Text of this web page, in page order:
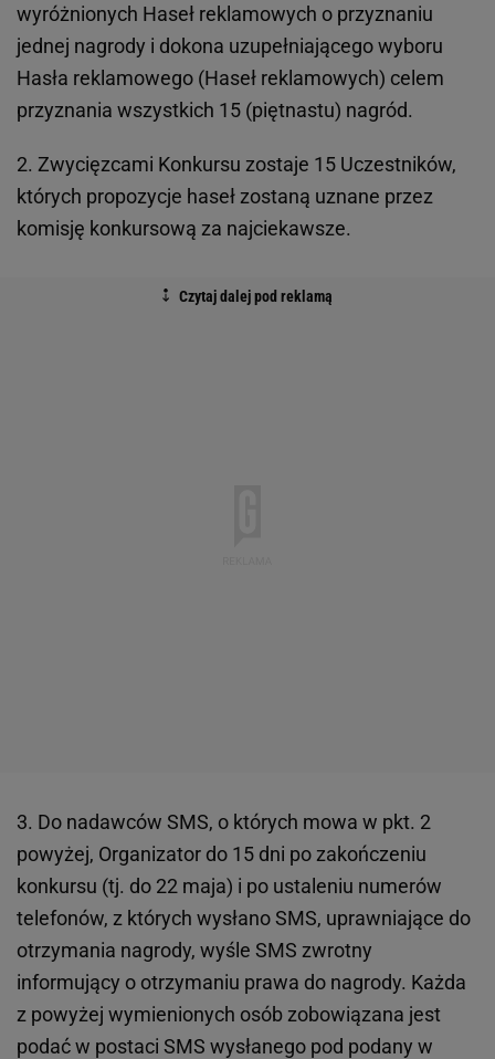
wyróżnionych Haseł reklamowych o przyznaniu
jednej nagrody i dokona uzupełniającego wyboru
Hasła reklamowego (Haseł reklamowych) celem
przyznania wszystkich 15 (piętnastu) nagród.
2. Zwycięzcami Konkursu zostaje 15 Uczestników,
których propozycje haseł zostaną uznane przez
komisję konkursową za najciekawsze.
3. Do nadawców SMS, o których mowa w pkt. 2
powyżej, Organizator do 15 dni po zakończeniu
konkursu (tj. do 22 maja) i po ustaleniu numerów
telefonów, z których wysłano SMS, uprawniające do
otrzymania nagrody, wyśle SMS zwrotny
informujący o otrzymaniu prawa do nagrody. Każda
z powyżej wymienionych osób zobowiązana jest
podać w postaci SMS wysłanego pod podany w